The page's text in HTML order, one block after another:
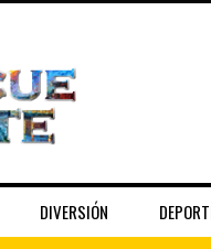
DIVERSIÓN